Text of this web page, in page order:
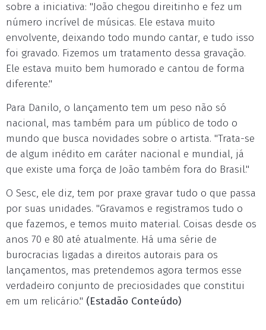
sobre a iniciativa: "João chegou direitinho e fez um
número incrível de músicas. Ele estava muito
envolvente, deixando todo mundo cantar, e tudo isso
foi gravado. Fizemos um tratamento dessa gravação.
Ele estava muito bem humorado e cantou de forma
diferente."
Para Danilo, o lançamento tem um peso não só
nacional, mas também para um público de todo o
mundo que busca novidades sobre o artista. "Trata-se
de algum inédito em caráter nacional e mundial, já
que existe uma força de João também fora do Brasil."
O Sesc, ele diz, tem por praxe gravar tudo o que passa
por suas unidades. "Gravamos e registramos tudo o
que fazemos, e temos muito material. Coisas desde os
anos 70 e 80 até atualmente. Há uma série de
burocracias ligadas a direitos autorais para os
lançamentos, mas pretendemos agora termos esse
verdadeiro conjunto de preciosidades que constitui
em um relicário." (Estadão Conteúdo)